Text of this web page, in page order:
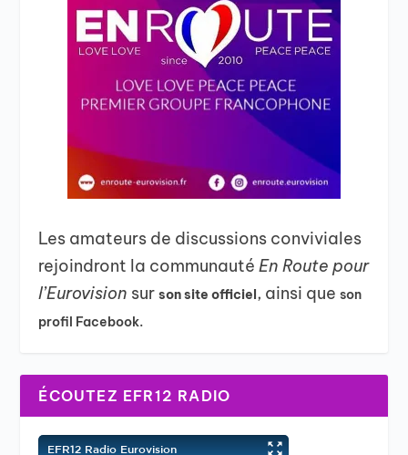
Les amateurs de discussions conviviales
rejoindront la communautéEn Route pour
l’Eurovision surson site officiel, ainsi queson
profil Facebook.
ÉCOUTEZ EFR12 RADIO